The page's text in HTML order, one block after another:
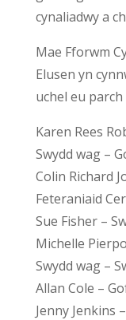
cynaliadwy a
Mae Fforwm
Elusen yn
uchel eu
Karen Rees
Swydd wag –
Colin Richard
Feteraniaid
Sue Fisher –
Michelle
Swydd wag –
Allan Cole –
Jenny Jenkins